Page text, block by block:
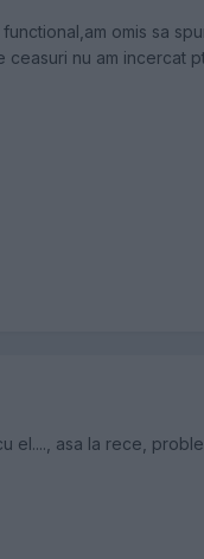
omis sa
nu am
el...., asa la rece,